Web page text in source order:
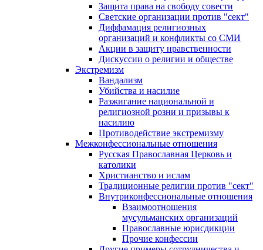
Защита права на свободу совести
Светские организации против "сект"
Диффамация религиозных
организаций и конфликты со СМИ
Акции в защиту нравственности
Дискуссии о религии и обществе
Экстремизм
Вандализм
Убийства и насилие
Разжигание национальной и
религиозной розни и призывы к
насилию
Противодействие экстремизму
Межконфессиональные отношения
Русская Православная Церковь и
католики
Христианство и ислам
Традиционные религии против "сект"
Внутриконфессиональные отношения
Взаимоотношения
мусульманских организаций
Православные юрисдикции
Прочие конфессии